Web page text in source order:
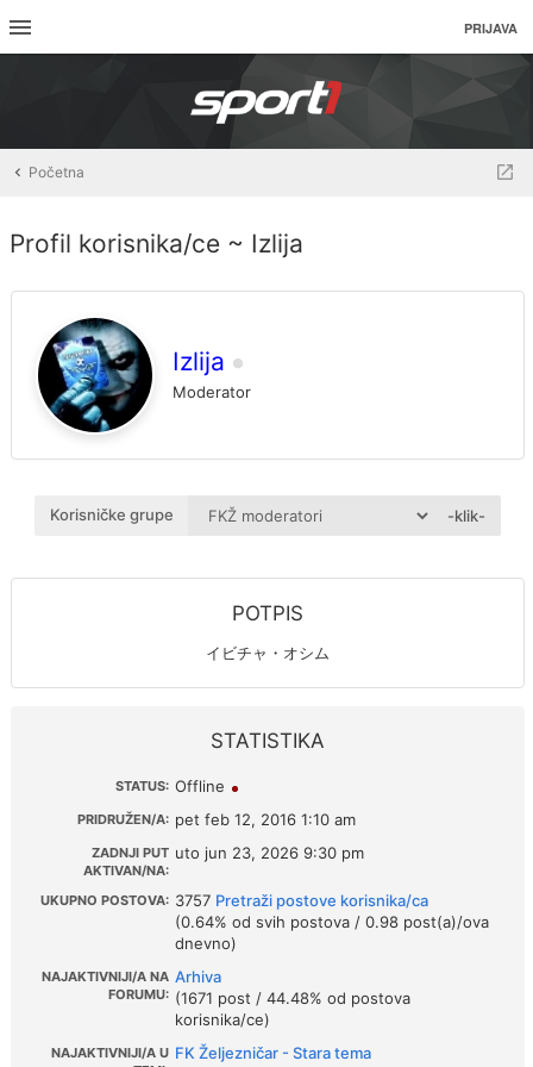
PRIJAVA
Početna
Profil korisnika/ce ~ Izlija
Izlija
Moderator
Korisničke grupe -klik-
POTPIS
イビチャ・オシム
STATISTIKA
STATUS: Offline
PRIDRUŽEN/A: pet feb 12, 2016 1:10 am
ZADNJI PUT
AKTIVAN/NA:
uto jun 23, 2026 9:30 pm
UKUPNO POSTOVA: 3757 Pretraži postove korisnika/ca
(0.64% od svih postova / 0.98 post(a)/ova
dnevno)
NAJAKTIVNIJI/A NA
FORUMU:
Arhiva
(1671 post / 44.48% od postova
korisnika/ce)
NAJAKTIVNIJI/A U FK Željezničar - Stara tema